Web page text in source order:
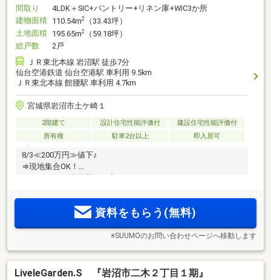
間取り
4LDK＋SIC+パントリー+リネン庫+WIC3か所
建物面積 110.54m2
（33.43坪）
土地面積 195.65m2
（59.18坪）
総戸数
2戸
ＪＲ東北本線 岩沼駅 徒歩7分
仙台空港鉄道 仙台空港駅 車利用 9.5km
ＪＲ東北本線 館腰駅 車利用 4.7km
宮城県岩沼市土ケ崎１
2階建て 設計住宅性能評価付
建設住宅性能評価付
所有権
駐車2台以上 即入居可
8/3≪200万円≫値下♪
⇒現地集合OK！
資料をもらう(無料)
※SUUMOのお問い合わせページへ移動します
LiveleGarden.S 『岩沼市二木２丁目１期』